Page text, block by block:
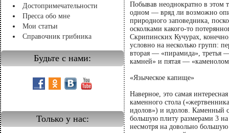
Достопримечательности
Пресса обо мне
Мои статьи
Справочник грибника
Будьте с нами:
Только у нас:
Побывав неоднократно в этом
одном — вряд ли возможно
природного заповедника,
осколками какого-то
Скрипинских Кучурах,
условно на несколько групп:
вторая — «пирамида», третья
камней» и пятая —
«Языческое капище»
Наверное, это самая
каменного стола
идолов») и идолов. Каменный
большую плиту размерами 3
несмотря на довольно